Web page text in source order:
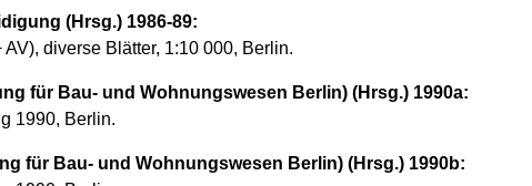
(Hrsg.) 1986-89:
diverse Blätter, 1:10 000, Berlin.
für Bau- und Wohnungswesen Berlin) (Hrsg.) 1990a:
1990, Berlin.
für Bau- und Wohnungswesen Berlin) (Hrsg.) 1990b: